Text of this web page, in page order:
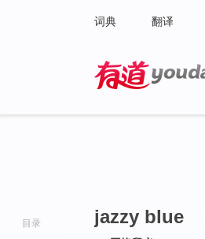
词典 翻译
目录 jazzy blue